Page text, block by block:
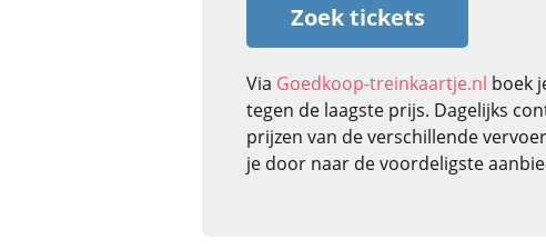
Zoek tickets
Via Goedkoop-treinkaartje.nl boek
tegen de laagste prijs. Dagelijks
prijzen van de verschillende
je door naar de voordeligste